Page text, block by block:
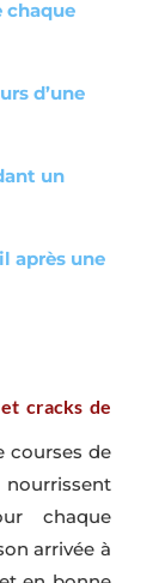
chaque
d’une
un
après une
cracks de
courses de
chaque
arrivée à